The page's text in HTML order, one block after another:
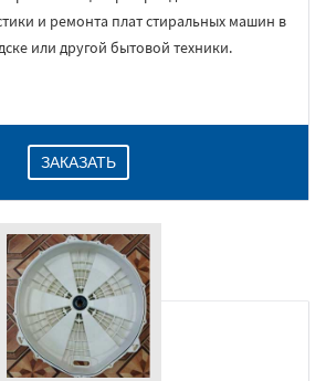
и ремонта плат стиральных машин в
или другой бытовой техники.
ЗАКАЗАТЬ